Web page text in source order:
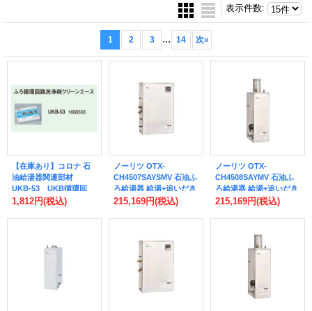
表示件数:
1 2 3 ... 14 次»
【在庫あり】コロナ 石
油給湯器関連部材
UKB-53 UKB循環回
路・ふろ釜洗浄剤クリー
1,812円(税込)
ノーリツ OTX-
CH4507SAYSMV 石油ふ
ろ給湯器 給湯+追いだき
高圧力型/セミ貯湯式 オ
CH 屋外据置形 リモコン
215,169円(税込)
ノーリツ OTX-
CH4508SAYMV 石油ふ
ろ給湯器 給湯+追いだき
高圧力型/セミ貯湯式 オ
CH 屋外据置形 リモコン
215,169円(税込)